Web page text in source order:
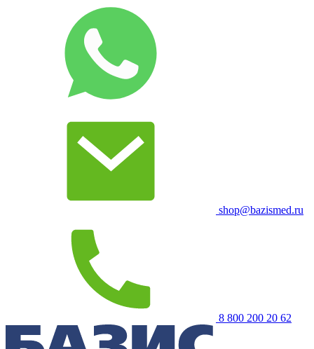
shop@bazismed.ru
8 800 200 20 62